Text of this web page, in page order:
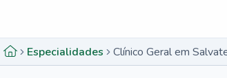
Especialidades Clínico Geral em